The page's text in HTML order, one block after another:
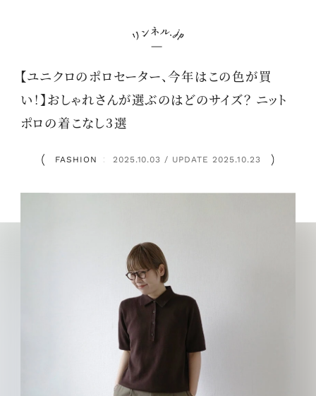
【ユニクロのポロセーター、今年はこの色が買
い！】おしゃれさんが選ぶのはどのサイズ？ ニット
ポロの着こなし3選
FASHION ： 2025.10.03 / UPDATE 2025.10.23